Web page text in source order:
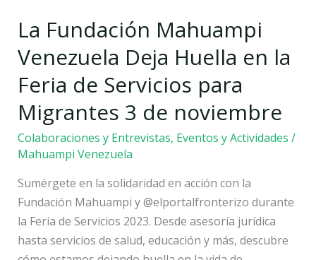
La Fundación Mahuampi
Venezuela Deja Huella en la
Feria de Servicios para
Migrantes 3 de noviembre
Colaboraciones y Entrevistas, Eventos y Actividades /
Mahuampi Venezuela
Sumérgete en la solidaridad en acción con la
Fundación Mahuampi y @elportalfronterizo durante
la Feria de Servicios 2023. Desde asesoría jurídica
hasta servicios de salud, educación y más, descubre
de
para
Migrantes
3
de
noviembre